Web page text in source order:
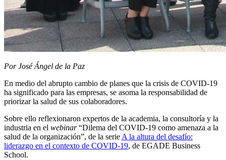
Por José Ángel de la Paz
En medio del abrupto cambio de planes que la crisis de COVID-19
ha significado para las empresas, se asoma la responsabilidad de
priorizar la salud de sus colaboradores.
Sobre ello reflexionaron expertos de la academia, la consultoría y la
industria en el webinar“Dilema del COVID-19 como amenaza a la
salud de la organización”, de la serieA la altura del desafío:
liderazgo en el contexto de COVID-19, de EGADE Business
School.